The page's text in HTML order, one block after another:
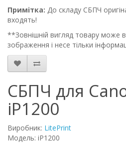
Примітка: До складу СБПЧ
входять!
**Зовнішній вигляд товару може
зображення і несе тільки
СБПЧ для
iP1200
Виробник: LitePrint
Модель: iP1200